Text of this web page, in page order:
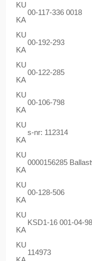
KU
KA
00-117-336 0018
KU
KA
00-192-293
KU
KA
00-122-285
KU
KA
00-106-798
KU
KA
s-nr: 112314
KU
KA
0000156285
KU
KA
00-128-506
KU
KA
KSD1-16 001-04-
KU
114973